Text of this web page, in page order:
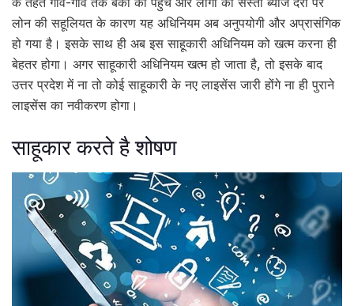
लोन की सहूलियत के कारण यह अधिनियम अब अनुपयोगी और अप्रासंगिक
हो गया है। इसके साथ ही अब इस साहूकारी अधिनियम को खत्म करना ही
बेहतर होगा। अगर साहूकारी अधिनियम खत्म हो जाता है, तो इसके बाद
उत्तर प्रदेश में ना तो कोई साहूकारी के नए लाइसेंस जारी होंगे ना ही पुराने
लाइसेंस का नवीकरण होगा।
साहूकार करते है शोषण